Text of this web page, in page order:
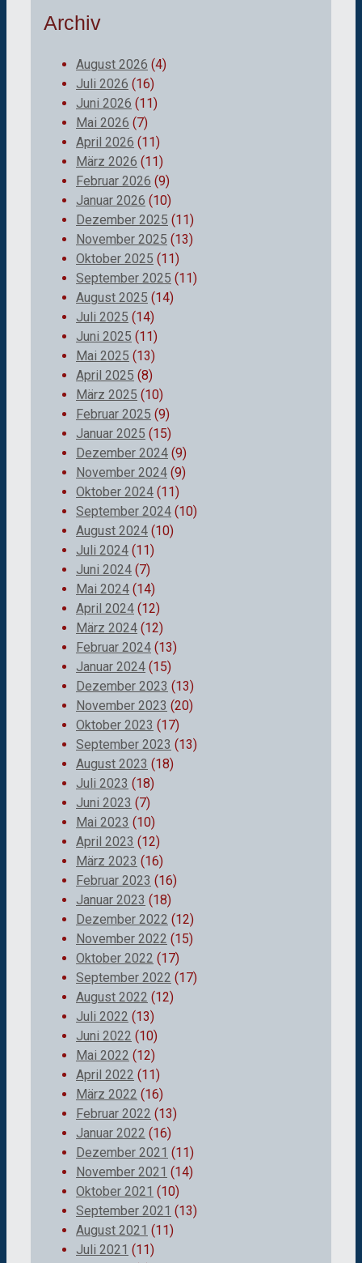
Archiv
August 2026 (4)
Juli 2026 (16)
Juni 2026 (11)
Mai 2026 (7)
April 2026 (11)
März 2026 (11)
Februar 2026 (9)
Januar 2026 (10)
Dezember 2025 (11)
November 2025 (13)
Oktober 2025 (11)
September 2025 (11)
August 2025 (14)
Juli 2025 (14)
Juni 2025 (11)
Mai 2025 (13)
April 2025 (8)
März 2025 (10)
Februar 2025 (9)
Januar 2025 (15)
Dezember 2024 (9)
November 2024 (9)
Oktober 2024 (11)
September 2024 (10)
August 2024 (10)
Juli 2024 (11)
Juni 2024 (7)
Mai 2024 (14)
April 2024 (12)
März 2024 (12)
Februar 2024 (13)
Januar 2024 (15)
Dezember 2023 (13)
November 2023 (20)
Oktober 2023 (17)
September 2023 (13)
August 2023 (18)
Juli 2023 (18)
Juni 2023 (7)
Mai 2023 (10)
April 2023 (12)
März 2023 (16)
Februar 2023 (16)
Januar 2023 (18)
Dezember 2022 (12)
November 2022 (15)
Oktober 2022 (17)
September 2022 (17)
August 2022 (12)
Juli 2022 (13)
Juni 2022 (10)
Mai 2022 (12)
April 2022 (11)
März 2022 (16)
Februar 2022 (13)
Januar 2022 (16)
Dezember 2021 (11)
November 2021 (14)
Oktober 2021 (10)
September 2021 (13)
August 2021 (11)
Juli 2021 (11)